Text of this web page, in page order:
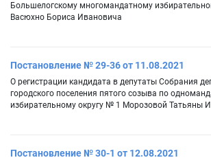
Большелогскому многомандатному
Васюхно Бориса Ивановича
Постановление № 29-36 от 11.08.2021
О регистрации кандидата в депутаты Собрания
городского поселения пятого созыва по
избирательному округу № 1 Морозовой Татьяны
Постановление № 30-1 от 12.08.2021